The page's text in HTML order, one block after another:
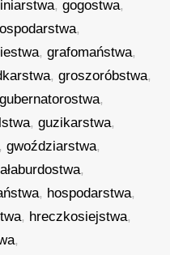
,gogostwa,
,
,grafomaństwa,
,groszoróbstwa,
gubernatorostwa,
,guzikarstwa,
gwoździarstwa,
,
, hospodarstwa,
, hreczkosiejstwa,
,